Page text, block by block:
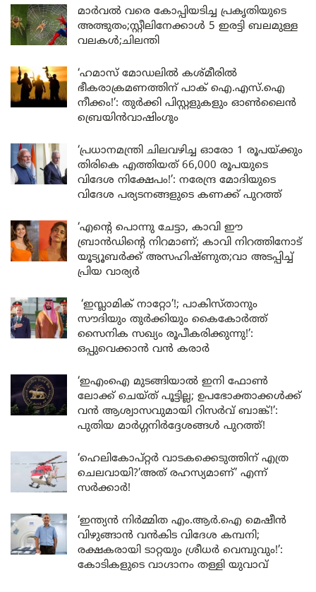
മാർവൽ വരെ കോപ്പിയടിച്ച പ്രകൃതിയുടെ
അത്ഭുതം;സ്റ്റീലിനേക്കാൾ 5 ഇരട്ടി ബലമുള്ള
വലകൾ;ചിലന്തി
‘ഹമാസ് മോഡലിൽ കശ്മീരിൽ
ഭീകരാക്രമണത്തിന് പാക് ഐ.എസ്.ഐ
നീക്കം!’: തുർക്കി പിസ്റ്റളുകളും ഓൺലൈൻ
ബ്രെയിൻവാഷിംഗും
‘പ്രധാനമന്ത്രി ചിലവഴിച്ച ഓരോ 1 രൂപയ്ക്കും
തിരികെ എത്തിയത് 66,000 രൂപയുടെ
വിദേശ നിക്ഷേപം!’: നരേന്ദ്ര മോദിയുടെ
വിദേശ പര്യടനങ്ങളുടെ കണക്ക് പുറത്ത്
‘എന്റെ പൊന്നു ചേട്ടാ, കാവി ഈ
ബ്രാൻഡിന്റെ നിറമാണ്; കാവി നിറത്തിനോട്
യൂട്യൂബർക്ക് അസഹിഷ്ണുത;വാ അടപ്പിച്ച്
പ്രിയ വാര്യർ
‘ഇസ്ലാമിക് നാറ്റോ’!; പാകിസ്താനും
സൗദിയും തുർക്കിയും കൈകോർത്ത്
സൈനിക സഖ്യം രൂപീകരിക്കുന്നു!’:
ഒപ്പുവെക്കാൻ വൻ കരാർ
‘ഇഎംഐ മുടങ്ങിയാൽ ഇനി ഫോൺ
ലോക്ക് ചെയ്ത് പൂട്ടില്ല; ഉപഭോക്താക്കൾക്ക്
വൻ ആശ്വാസവുമായി റിസർവ് ബാങ്ക്!’:
പുതിയ മാർഗ്ഗനിർദ്ദേശങ്ങൾ പുറത്ത്!
‘ഹെലികോപ്റ്റർ വാടകക്കെടുത്തിന് എത്ര
ചെലവായി?’അത് രഹസ്യമാണ്’ എന്ന്
സർക്കാർ!
‘ഇന്ത്യൻ നിർമ്മിത എം.ആർ.ഐ മെഷീൻ
വിഴുങ്ങാൻ വൻകിട വിദേശ കമ്പനി;
രക്ഷകരായി ടാറ്റയും ശ്രീധർ വെമ്പുവും!’:
കോടികളുടെ വാഗ്ദാനം തള്ളി യുവാവ്